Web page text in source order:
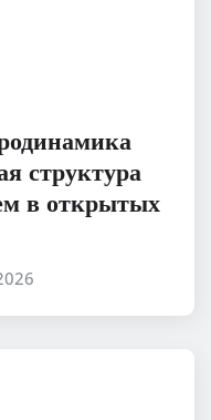
структура
в открытых